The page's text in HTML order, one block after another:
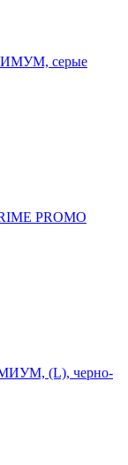
серые
PROMO
(L), черно-